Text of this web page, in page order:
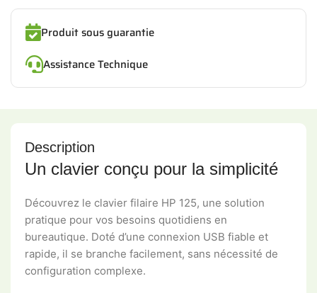
Produit sous guarantie
Assistance Technique
Description
Un clavier conçu pour la simplicité
Découvrez le clavier filaire HP 125, une solution
pratique pour vos besoins quotidiens en
bureautique. Doté d’une connexion USB fiable et
rapide, il se branche facilement, sans nécessité de
configuration complexe.